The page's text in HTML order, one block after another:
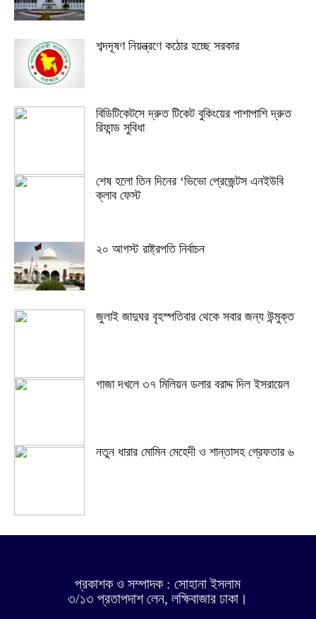
শব্দদূষণ নিয়ন্ত্রণে কঠোর হচ্ছে সরকার
বিডিটিকেটসে দ্রুত টিকেট বুকিংয়ের পাশাপাশি দ্রুত
রিফান্ড সুবিধা
শেষ হলো তিন দিনের ‘ভিভো প্রেজেন্টস এনইউবি
ক্লাব ফেস্ট
২০ আগস্ট রাষ্ট্রপতি নির্বাচন
জুলাই জাদুঘর বৃহস্পতিবার থেকে সবার জন্য উন্মুক্ত
গাজা দখলে ৩৭ মিলিয়ন ডলার বরাদ্দ দিল ইসরায়েল
নতুন ধারার মোমিন মেহেদী ও শান্তাসহ গ্রেফতার ৬
প্রকাশক ও সম্পাদক : সোহানা ইসলাম
৩/১৩ প্রতাপদাশ লেন, লক্ষিবাজার ঢাকা।